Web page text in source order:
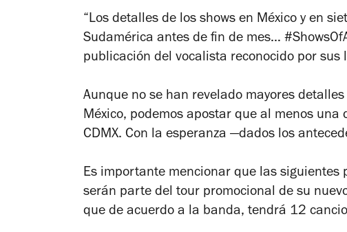
“Los detalles de los shows en México y en
Sudamérica antes de fin de mes…
publicación del vocalista reconocido por sus
Aunque no se han revelado mayores
México, podemos apostar que al menos una
CDMX. Con la esperanza —dados los
Es importante mencionar que las siguientes
serán parte del tour promocional de su
que de acuerdo a la banda, tendrá 12